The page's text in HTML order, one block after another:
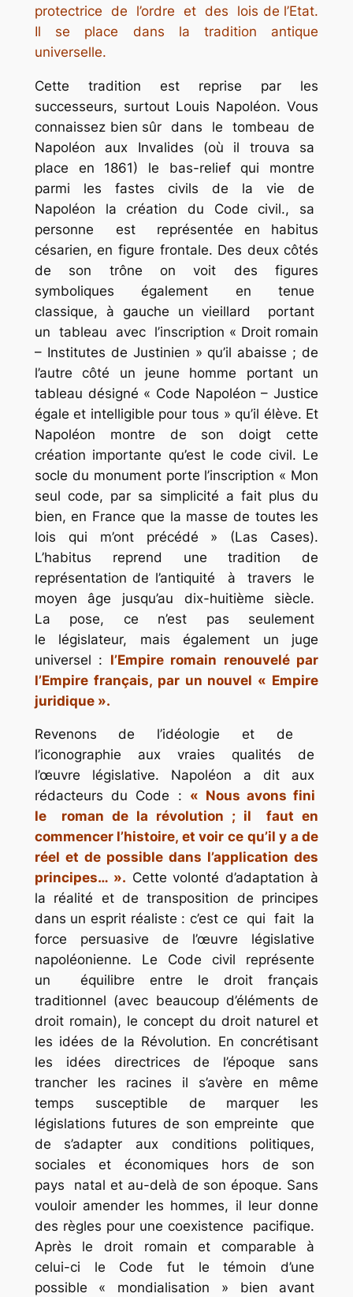
protectrice de l’ordre et des lois de l’Etat.
Il se place dans la tradition antique
universelle.
Cette tradition est reprise par les
successeurs, surtout Louis Napoléon. Vous
connaissez bien sûr dans le tombeau de
Napoléon aux Invalides (où il trouva sa
place en 1861) le bas-relief qui montre
parmi les fastes civils de la vie de
Napoléon la création du Code civil., sa
personne est représentée en habitus
césarien, en figure frontale. Des deux côtés
de son trône on voit des figures
symboliques également en tenue
classique, à gauche un vieillard portant
un tableau avec l’inscription « Droit romain
– Institutes de Justinien » qu’il abaisse ; de
l’autre côté un jeune homme portant un
tableau désigné « Code Napoléon – Justice
égale et intelligible pour tous » qu’il élève. Et
Napoléon montre de son doigt cette
création importante qu’est le code civil. Le
socle du monument porte l’inscription « Mon
seul code, par sa simplicité a fait plus du
bien, en France que la masse de toutes les
lois qui m’ont précédé » (Las Cases).
L’habitus reprend une tradition de
représentation de l’antiquité à travers le
moyen âge jusqu’au dix-huitième siècle.
La pose, ce n’est pas seulement
le législateur, mais également un juge
universel : l’Empire romain renouvelé par
l’Empire français, par un nouvel « Empire
juridique ».
Revenons de l’idéologie et de
l’iconographie aux vraies qualités de
l’œuvre législative. Napoléon a dit aux
rédacteurs du Code : « Nous avons fini
le roman de la révolution ; il faut en
commencer l’histoire, et voir ce qu’il y a de
réel et de possible dans l’application des
principes… ». Cette volonté d’adaptation à
la réalité et de transposition de principes
dans un esprit réaliste : c’est ce qui fait la
force persuasive de l’œuvre législative
napoléonienne. Le Code civil représente
un équilibre entre le droit français
traditionnel (avec beaucoup d’éléments de
droit romain), le concept du droit naturel et
les idées de la Révolution. En concrétisant
les idées directrices de l’époque sans
trancher les racines il s’avère en même
temps susceptible de marquer les
législations futures de son empreinte que
de s’adapter aux conditions politiques,
sociales et économiques hors de son
pays natal et au-delà de son époque. Sans
vouloir amender les hommes, il leur donne
des règles pour une coexistence pacifique.
Après le droit romain et comparable à
celui-ci le Code fut le témoin d’une
possible « mondialisation » bien avant